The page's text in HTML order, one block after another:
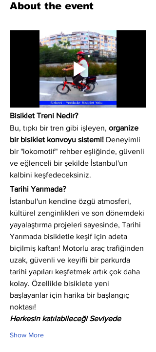
About the event
Bisiklet Treni Nedir?
Bu, tıpkı bir tren gibi işleyen, organize
bir bisiklet konvoyu sistemi! Deneyimli
bir "lokomotif" rehber eşliğinde, güvenli
ve eğlenceli bir şekilde İstanbul'un
kalbini keşfedeceksiniz.
Tarihi Yarımada?
İstanbul'un kendine özgü atmosferi,
kültürel zenginlikleri ve son dönemdeki
yayalaştırma projeleri sayesinde, Tarihi
Yarımada bisikletle keşif için adeta
biçilmiş kaftan! Motorlu araç trafiğinden
uzak, güvenli ve keyifli bir parkurda
tarihi yapıları keşfetmek artık çok daha
kolay. Özellikle bisiklete yeni
başlayanlar için harika bir başlangıç
noktası!
Herkesin katılabileceği Seviyede
Show More